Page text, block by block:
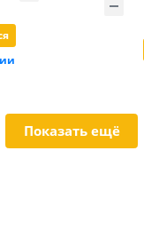
Показать ещё